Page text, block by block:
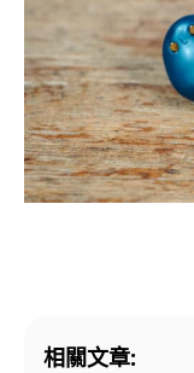
相關文章: